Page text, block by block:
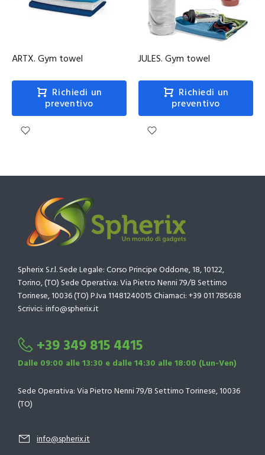
ARTX. Gym towel
Richiedi un
preventivo
JULES. Gym towel
Richiedi un
preventivo
Spherix S.r.l. Sede Legale: Corso Principe Oddone, 18, 10122,
Torino, (TO) Sede Operativa: Via Pietro Nenni 79/B Settimo
Torinese, 10036 (TO) P.Iva 11481240015 Chiamaci: +39 011 785638
Scrivici: info@spherix.it
+39 349 815 4415
Dalle 09:00 alle 13:30 e dalle 14:30 alle 18:00 (Lun-Ven)
Sede Operativa: Via Pietro Nenni 79/B Settimo Torinese, 10036
(TO)
info@spherix.it